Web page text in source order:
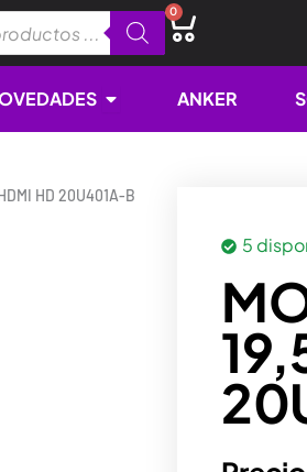
0
Cart
Open NOVEDADES
ANKER
HD 20U401A-B
5